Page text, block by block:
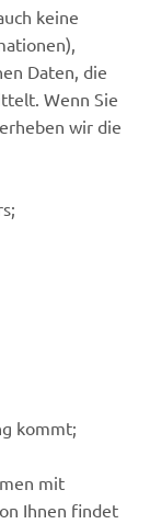
keine
Daten, die
Wenn Sie
wir die
kommt;
mit
Ihnen findet